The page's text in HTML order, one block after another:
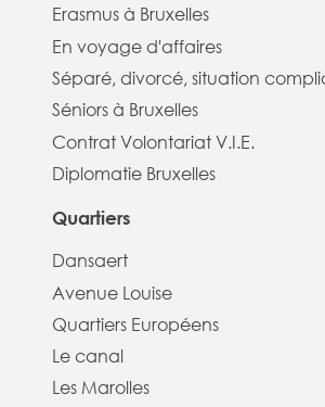
Erasmus à Bruxelles
En voyage d'affaires
Séparé, divorcé, situation
Séniors à Bruxelles
Contrat Volontariat V.I.E.
Diplomatie Bruxelles
Quartiers
Dansaert
Avenue Louise
Quartiers Européens
Le canal
Les Marolles